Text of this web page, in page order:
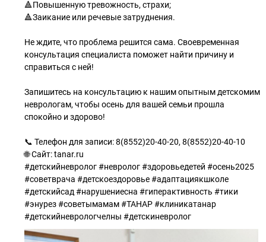
🔺Повышенную тревожность, страхи;
🔺Заикание или речевые затруднения.
Не ждите, что проблема решится сама. Своевременная
консультация специалиста поможет найти причину и
справиться с ней!
Запишитесь на консультацию к нашим опытным детскомим
неврологам, чтобы осень для вашей семьи прошла
спокойно и здорово!
📞 Телефон для записи: 8(8552)20-40-20, 8(8552)20-40-10
🌐 Сайт: tanar.ru
#детскийневролог #невролог #здоровьедетей #осень2025
#советврача #детскоездоровье #адаптациякшколе
#детскийсад #нарушениесна #гиперактивность #тики
#энурез #советымамам #ТАНАР #клиникатанар
#детскийневрологчелны #детскиневролог